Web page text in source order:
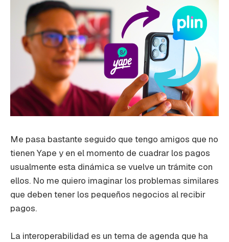
Me pasa bastante seguido que tengo amigos que no
tienen Yape y en el momento de cuadrar los pagos
usualmente esta dinámica se vuelve un trámite con
ellos. No me quiero imaginar los problemas similares
que deben tener los pequeños negocios al recibir
pagos.
La interoperabilidad es un tema de agenda que ha